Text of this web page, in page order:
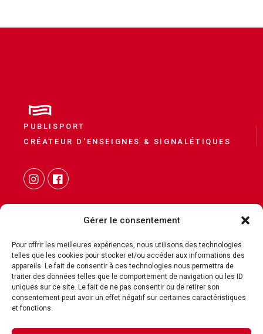
Gérer le consentement
Pour offrir les meilleures expériences, nous utilisons des technologies
telles que les cookies pour stocker et/ou accéder aux informations des
appareils. Le fait de consentir à ces technologies nous permettra de
traiter des données telles que le comportement de navigation ou les ID
uniques sur ce site. Le fait de ne pas consentir ou de retirer son
consentement peut avoir un effet négatif sur certaines caractéristiques
et fonctions.
PUBLISPORT
CRÉATEUR D'ENSEIGNES & SIGNALÉTIQUES
CONTACT
MENTIONS LÉGALES
POLITIQUE DE COOKIES
POLITIQUE DE CONFIDENTIALITÉ